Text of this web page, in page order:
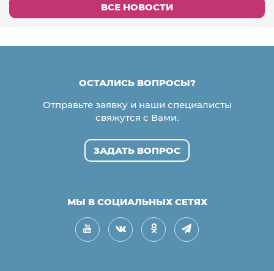
ВСЕ НОВОСТИ
ОСТАЛИСЬ ВОПРОСЫ?
Отправьте заявку и наши специалисты
свяжутся с Вами.
ЗАДАТЬ ВОПРОС
МЫ В СОЦИАЛЬНЫХ СЕТЯХ